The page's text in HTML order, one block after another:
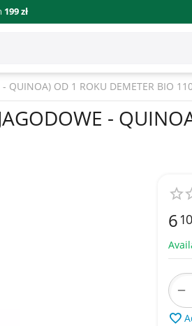
199 zł
QUINOA) OD 1 ROKU DEMETER BIO
-
6 10
−